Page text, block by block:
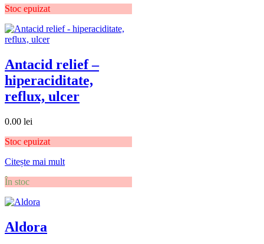
Stoc epuizat
Antacid relief –
hiperaciditate,
reflux, ulcer
0.00 lei
Stoc epuizat
Citește mai mult
În stoc
Aldora